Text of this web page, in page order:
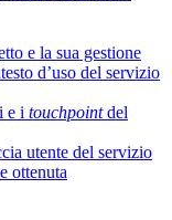
e la sua gestione
d’uso del servizio
e i touchpointdel
utente del servizio
ottenuta